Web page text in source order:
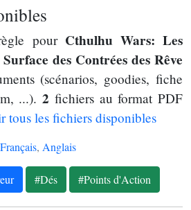
pour Cthulhu Wars: Les
des Contrées des Rêve
(scénarios, goodies, fiche
...).2 fichiers au format PDF
tous les fichiers disponibles
Français, Anglais
#Dés #Points d'Action